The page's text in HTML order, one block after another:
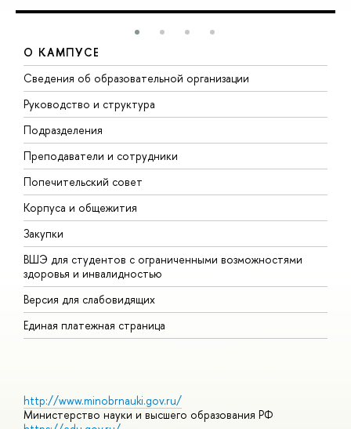
О КАМПУСЕ
Сведения об образовательной организации
Руководство и структура
Подразделения
Преподаватели и сотрудники
Попечительский совет
Корпуса и общежития
Закупки
ВШЭ для студентов с ограниченными возможностями
здоровья и инвалидностью
Версия для слабовидящих
Единая платежная страница
http://www.minobrnauki.gov.ru/
Министерство науки и высшего образования РФ